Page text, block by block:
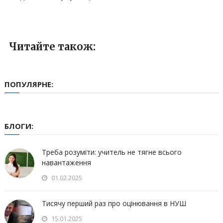
Читайте також:
ПОПУЛЯРНЕ:
БЛОГИ:
Треба розуміти: учитель не тягне всього
навантаження
01.02.2025
Тисячу перший раз про оцінювання в НУШ
15.01.2025